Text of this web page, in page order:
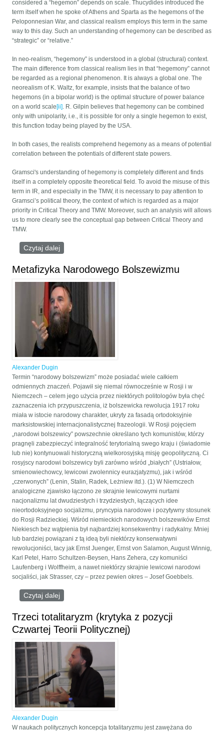
considered a “hegemon” depends on scale. Thucydides introduced the
term itself when he spoke of Athens and Sparta as the hegemons of the
Peloponnesian War, and classical realism employs this term in the same
way to this day. Such an understanding of hegemony can be described as
“strategic” or “relative.”
In neo-realism, “hegemony” is understood in a global (structural) context.
The main difference from classical realism lies in that “hegemony” cannot
be regarded as a regional phenomenon. It is always a global one. The
neorealism of K. Waltz, for example, insists that the balance of two
hegemons (in a bipolar world) is the optimal structure of power balance
on a world scale[ii]. R. Gilpin believes that hegemony can be combined
only with unipolarity, i.e., it is possible for only a single hegemon to exist,
this function today being played by the USA.
In both cases, the realists comprehend hegemony as a means of potential
correlation between the potentials of different state powers.
Gramsci's understanding of hegemony is completely different and finds
itself in a completely opposite theoretical field. To avoid the misuse of this
term in IR, and especially in the TMW, it is necessary to pay attention to
Gramsci’s political theory, the context of which is regarded as a major
priority in Critical Theory and TMW. Moreover, such an analysis will allows
us to more clearly see the conceptual gap between Critical Theory and
TMW.
Czytaj dalej
Metafizyka Narodowego Bolszewizmu
Alexander Dugin
Termin “narodowy bolszewizm” może posiadać wiele całkiem
odmiennych znaczeń. Pojawił się niemal równocześnie w Rosji i w
Niemczech – celem jego użycia przez niektórych politologów była chęć
zaznaczenia ich przypuszczenia, iż bolszewicka rewolucja 1917 roku
miała w istocie narodowy charakter, ukryty za fasadą ortodoksyjnie
marksistowskiej internacjonalistycznej frazeologii. W Rosji pojęciem
„narodowi bolszewicy” powszechnie określano tych komunistów, którzy
pragnęli zabezpieczyć integralność terytorialną swego kraju i (świadomie
lub nie) kontynuowali historyczną wielkorosyjską misję geopolityczną. Ci
rosyjscy narodowi bolszewicy byli zarówno wśród „białych” (Ustriałow,
smienowiechowcy, lewicowi zwolennicy eurazjatyzmu), jak i wśród
„czerwonych” (Lenin, Stalin, Radek, Leżniew itd.). (1) W Niemczech
analogiczne zjawisko łączono ze skrajnie lewicowymi nurtami
nacjonalizmu lat dwudziestych i trzydziestych, łączących idee
nieortodoksyjnego socjalizmu, pryncypia narodowe i pozytywny stosunek
do Rosji Radzieckiej. Wśród niemieckich narodowych bolszewików Ernst
Niekiesch bez wątpienia był najbardziej konsekwentny i radykalny. Mniej
lub bardziej powiązani z tą ideą byli niektórzy konserwatywni
rewolucjoniści, tacy jak Ernst Juenger, Ernst von Salamon, August Winnig,
Karl Petel, Harro Schultzen-Beysen, Hans Zehera, czy komuniści
Laufenberg i Wolffheim, a nawet niektórzy skrajnie lewicowi narodowi
socjaliści, jak Strasser, czy – przez pewien okres – Josef Goebbels.
Czytaj dalej
Trzeci totalitaryzm (krytyka z pozycji
Czwartej Teorii Politycznej)
Alexander Dugin
W naukach politycznych koncepcja totalitaryzmu jest zawężana do